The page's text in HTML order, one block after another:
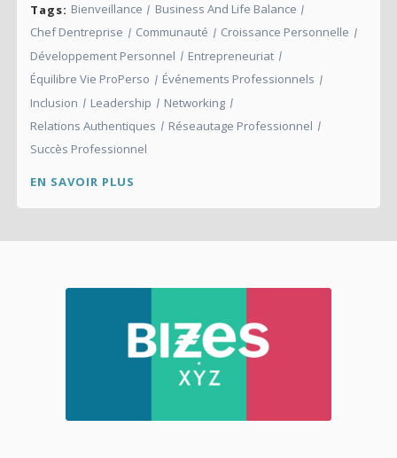
Tags: Bienveillance
Business And Life Balance
Chef Dentreprise
Communauté
Croissance Personnelle
Développement Personnel
Entrepreneuriat
Équilibre Vie ProPerso
Événements Professionnels
Inclusion
Leadership
Networking
Relations Authentiques
Réseautage Professionnel
Succès Professionnel
EN SAVOIR PLUS